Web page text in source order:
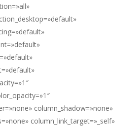
column_shadow=»none»
column_link_target=»_self»